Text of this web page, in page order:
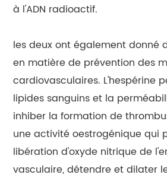
à l'ADN radioactif.
les deux ont également donné
en matière de prévention des
cardiovasculaires. L'hespérine
lipides sanguins et la
inhiber la formation de
une activité oestrogénique qui
libération d'oxyde nitrique de
vasculaire, détendre et dilater